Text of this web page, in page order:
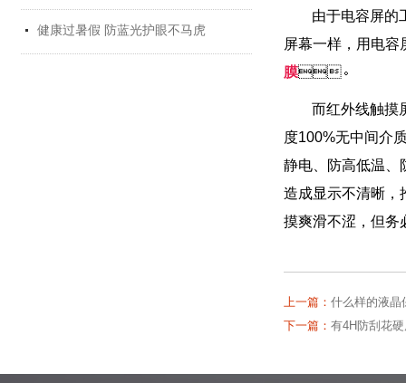
健康过暑假 防蓝光护眼不马虎
由于电容屏的工
屏幕一样，用
膜。
而红外线触摸
度100%无中间介质
静电、防高低温
造成显示不清晰
摸爽滑不涩，但
上一篇： 什么样的液晶
下一篇： 有4H防刮花硬